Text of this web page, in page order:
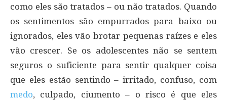
como eles são tratados – ou não tratados. Quando
os sentimentos são empurrados para baixo ou
ignorados, eles vão brotar pequenas raízes e eles
vão crescer. Se os adolescentes não se sentem
seguros o suficiente para sentir qualquer coisa
que eles estão sentindo – irritado, confuso, com
medo, culpado, ciumento – o risco é que eles